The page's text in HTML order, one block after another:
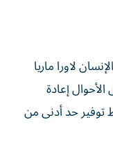
لاورا ماريا
إعادة
حد أدنى من